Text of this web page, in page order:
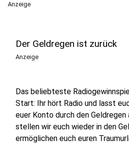
Anzeige
Der Geldregen ist zurück
Anzeige
Das beliebteste
Start: Ihr hört Radio und lasst
euer Konto durch den
stellen wir euch wieder in den
ermöglichen euch euren